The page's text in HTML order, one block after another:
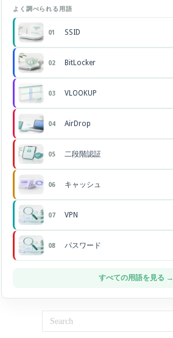
よく調べられる用語
01 SSID
02 BitLocker
03 VLOOKUP
04 AirDrop
05 二段階認証
06 キャッシュ
07 VPN
08 パスワード
すべての用語を見る →